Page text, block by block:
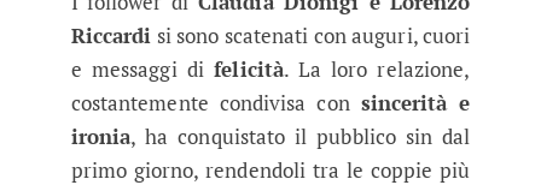
Riccardi si sono scatenati con auguri, cuori
e messaggi difelicità. La loro relazione,
costantemente condivisa con sincerità e
ironia, ha conquistato il pubblico sin dal
primo giorno, rendendoli tra le coppie più